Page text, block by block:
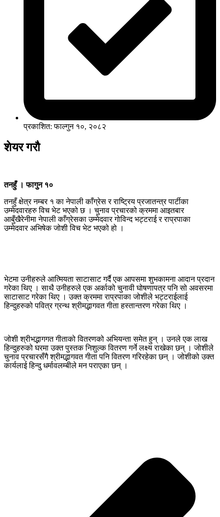
प्रकाशित: फाल्गुन १०, २०८२
शेयर गरौ
तनहुँ । फागुन १०
तनहुँ क्षेत्र नम्बर १ का नेपाली काँग्रेस र राष्ट्रिय प्रजातन्त्र पार्टीका
उम्मेदवारहरु विच भेट भएको छ । चुनाव प्रचारको क्रममा आइतबार
आबुँखैरेनीमा नेपाली काँग्रेसका उम्मेदवार गोविन्द भट्टराई र राप्रपाका
उम्मेदवार अभिषेक जोशी विच भेट भएको हो ।
भेटमा उनीहरुले आत्मियता साटासाट गर्दै एक आपसमा शुभकामना आदान प्रदान
गरेका थिए । साथै उनीहरुले एक अर्काको चुनावी घोषणापत्र पनि सो अवसरमा
साटासाट गरेका थिए । उक्त क्रममा राप्रपाका जोशीले भट्टराईलाई
हिन्दुहरुको पवित्र ग्रन्थ श्रीमद्भागवत गीता हस्तान्तरण गरेका थिए ।
जोशी श्रीभद्भागगत गीताको वितरणको अभियन्ता समेत हुन् । उनले एक लाख
हिन्दुहरुको घरमा उक्त पुस्तक निशुल्क वितरण गर्ने लक्ष्य राखेका छन् । जोशीले
चुनाव प्रचारसँगै श्रीमद्भागवत गीता पनि वितरण गरिरहेका छन् । जोशीको उक्त
कार्यलाई हिन्दु धर्मावलम्बीले मन पराएका छन् ।